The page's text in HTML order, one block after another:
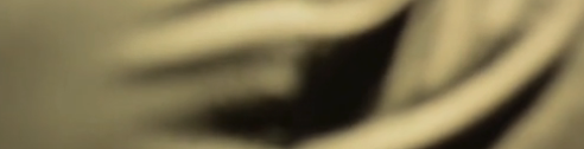
Düsseldorf-Benrath